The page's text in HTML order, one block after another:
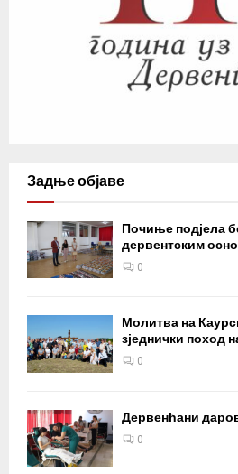
Задње објаве
Почиње подјела
дервентским
0
Молитва на
зједнички поход
0
Дервенћани
0